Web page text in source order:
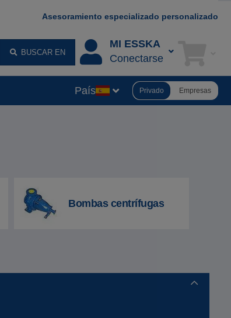
Asesoramiento especializado personalizado
BUSCAR EN
MI ESSKA
Conectarse
País Privado Empresas
Bombas centrífugas